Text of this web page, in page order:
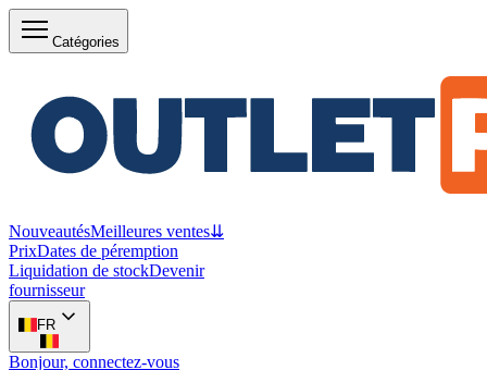
Catégories
NouveautésMeilleures ventes⇊
PrixDates de péremption
Liquidation de stockDevenir
fournisseur
FR
Bonjour, connectez-vous